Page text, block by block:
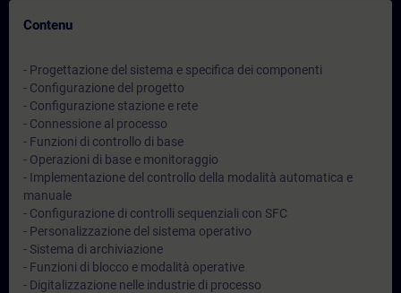
Contenu
- Progettazione del sistema e specifica dei componenti
- Configurazione del progetto
- Configurazione stazione e rete
- Connessione al processo
- Funzioni di controllo di base
- Operazioni di base e monitoraggio
- Implementazione del controllo della modalità automatica e
manuale
- Configurazione di controlli sequenziali con SFC
- Personalizzazione del sistema operativo
- Sistema di archiviazione
- Funzioni di blocco e modalità operative
- Digitalizzazione nelle industrie di processo